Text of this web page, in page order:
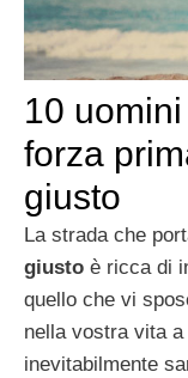
10
forza
giusto
La strada che
giusto è ricca di
quello che vi
nella vostra vita
inevitabilmente